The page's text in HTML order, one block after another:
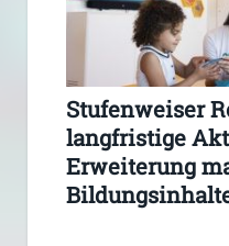
Stufenweiser
langfristige
Erweiterung